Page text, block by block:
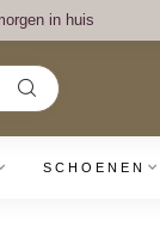
in huis
SCHOENEN